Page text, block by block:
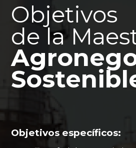
Objetivos
de la
Objetivos específicos: